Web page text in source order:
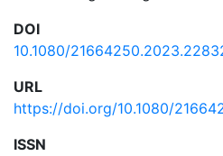
DOI
10.1080/
URL
https://doi.org/10.1080/
ISSN